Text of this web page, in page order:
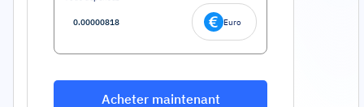
Euro
Acheter maintenant